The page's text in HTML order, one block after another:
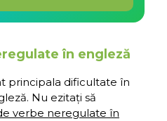
în engleză
principala dificultate în
Nu ezitați să
verbe neregulate în